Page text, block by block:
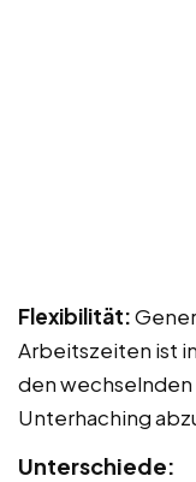
Flexibilität:
Arbeitszeiten ist
den
Unterhaching
Unterschiede: